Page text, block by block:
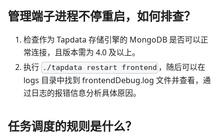
管理端子进程不停重启，如何排查？
检查作为 Tapdata 存储引擎的 MongoDB 是否可以正
常连接，且版本需为 4.0 及以上。
执行 ./tapdata restart frontend ，随后可以在
logs 目录中找到 frontendDebug.log 文件并查看，通
过日志的报错信息分析具体原因。
任务调度的规则是什么？